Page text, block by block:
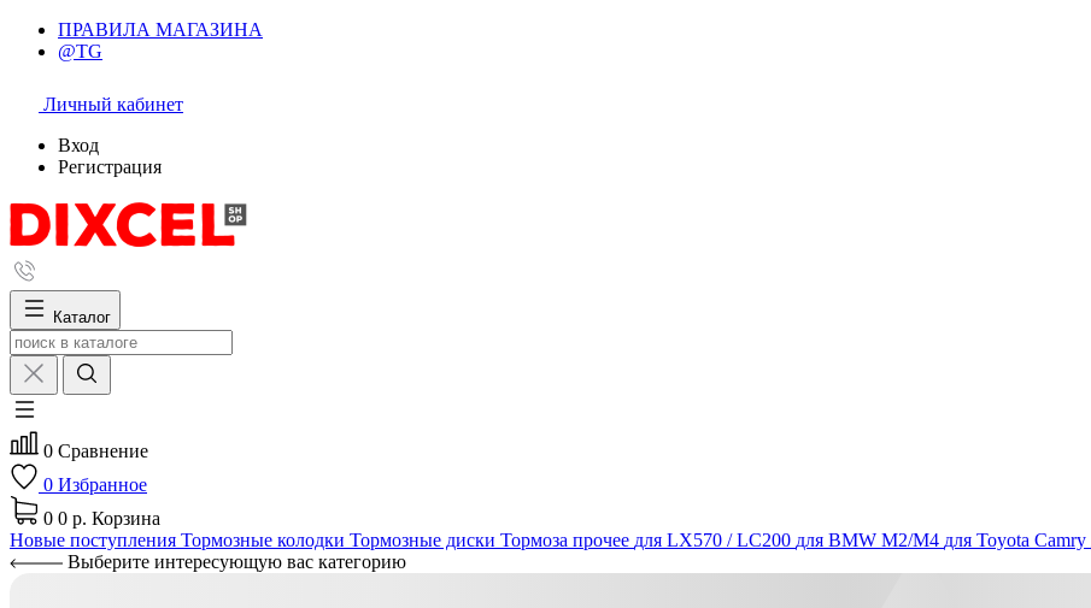
ПРАВИЛА МАГАЗИНА
@TG
Личный кабинет
Вход
Регистрация
Каталог
0 Сравнение
0 Избранное
0 0 р. Корзина
Новые поступления Тормозные колодки Тормозные диски Тормоза прочее для LX570 / LC200 для BMW M2/M4 для Toyota Camry
Выберите интересующую вас категорию